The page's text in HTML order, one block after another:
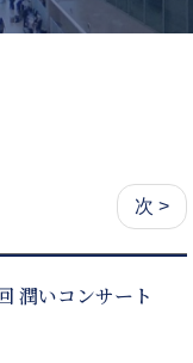
次 >
潤いコンサート